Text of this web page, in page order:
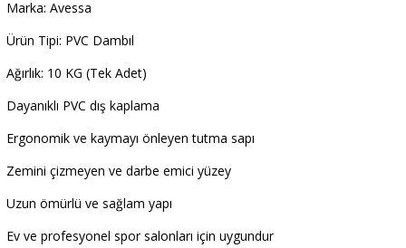
Marka: Avessa
Ürün Tipi: PVC Dambıl
Ağırlık: 10 KG (Tek Adet)
Dayanıklı PVC dış kaplama
Ergonomik ve kaymayı önleyen tutma sapı
Zemini çizmeyen ve darbe emici yüzey
Uzun ömürlü ve sağlam yapı
Ev ve profesyonel spor salonları için uygundur